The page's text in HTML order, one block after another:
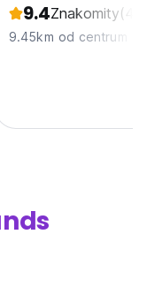
9.4Znakomity
9.45km od centrum